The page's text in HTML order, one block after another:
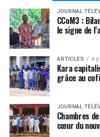
JOURNAL
CCoM3 :
le signe de
ARTICLES il y
Kara
grâce au
JOURNAL
Chambres
cœur du